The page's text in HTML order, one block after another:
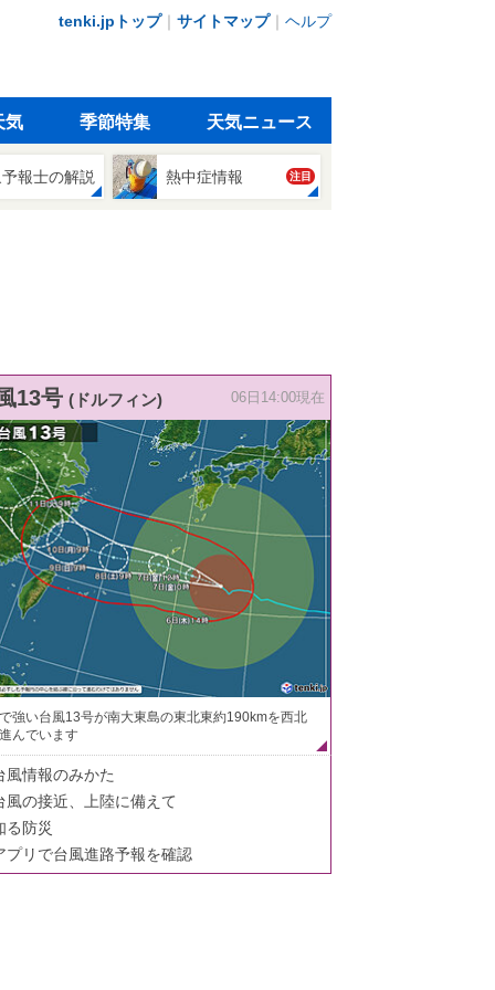
tenki.jpトップ｜ サイトマップ｜ ヘルプ
気 季節特集 天気ニュース
報士の解説 熱中症情報 注目
13号 (ドルフィン) 06日14:00現在
強い台風13号が南大東島の東北東約190kmを西北
んでいます
風情報のみかた
風の接近、上陸に備えて
る防災
プリで台風進路予報を確認